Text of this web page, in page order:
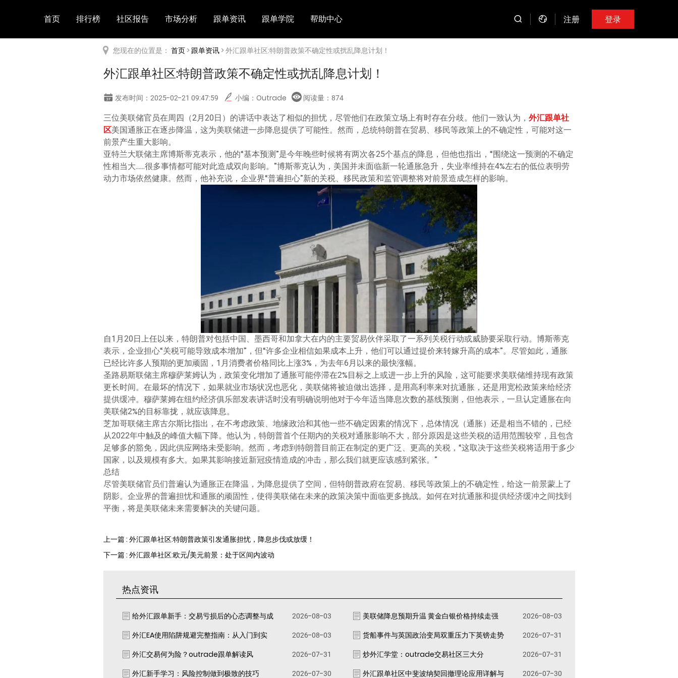
首页 排行榜 社区报告 市场分析 跟单资讯 跟单学院 帮助中心 注册 登录
您现在的位置是： 首页>跟单资讯> 外汇跟单社区:特朗普政策不确定性或扰乱降息计划！
外汇跟单社区:特朗普政策不确定性或扰乱降息计划！
发布时间：2025-02-21 09:47:59 小编：Outrade 阅读量： 874
三位美联储官员在周四（2月20日）的讲话中表达了相似的担忧，尽管他们在政策立场上有时存在分歧。他们一致认为， 外汇跟单社
区美国通胀正在逐步降温，这为美联储进一步降息提供了可能性。然而，总统特朗普在贸易、移民等政策上的不确定性，可能对这一
前景产生重大影响。
亚特兰大联储主席博斯蒂克表示，他的“基本预测”是今年晚些时候将有两次各25个基点的降息，但他也指出，“围绕这一预测的不确定
性相当大……很多事情都可能对此造成双向影响。”博斯蒂克认为，美国并未面临新一轮通胀急升，失业率维持在4%左右的低位表明劳
动力市场依然健康。然而，他补充说，企业界“普遍担心”新的关税、移民政策和监管调整将对前景造成怎样的影响。
自1月20日上任以来，特朗普对包括中国、墨西哥和加拿大在内的主要贸易伙伴采取了一系列关税行动或威胁要采取行动。博斯蒂克
表示，企业担心“关税可能导致成本增加”，但“许多企业相信如果成本上升，他们可以通过提价来转嫁升高的成本”。尽管如此，通胀
已经比许多人预期的更加顽固，1月消费者价格同比上涨3%，为去年6月以来的最快涨幅。
圣路易斯联储主席穆萨莱姆认为，政策变化增加了通胀可能停滞在2%目标之上或进一步上升的风险，这可能要求美联储维持现有政策
更长时间。在最坏的情况下，如果就业市场状况也恶化，美联储将被迫做出选择，是用高利率来对抗通胀，还是用宽松政策来给经济
提供缓冲。穆萨莱姆在纽约经济俱乐部发表讲话时没有明确说明他对于今年适当降息次数的基线预测，但他表示，一旦认定通胀在向
美联储2%的目标靠拢，就应该降息。
芝加哥联储主席古尔斯比指出，在不考虑政策、地缘政治和其他一些不确定因素的情况下，总体情况（通胀）还是相当不错的，已经
从2022年中触及的峰值大幅下降。他认为，特朗普首个任期内的关税对通胀影响不大，部分原因是这些关税的适用范围较窄，且包含
足够多的豁免，因此供应网络未受影响。然而，考虑到特朗普目前正在制定的更广泛、更高的关税，“这取决于这些关税将适用于多少
国家，以及规模有多大。如果其影响接近新冠疫情造成的冲击，那么我们就更应该感到紧张。”
总结
尽管美联储官员们普遍认为通胀正在降温，为降息提供了空间，但特朗普政府在贸易、移民等政策上的不确定性，给这一前景蒙上了
阴影。企业界的普遍担忧和通胀的顽固性，使得美联储在未来的政策决策中面临更多挑战。如何在对抗通胀和提供经济缓冲之间找到
平衡，将是美联储未来需要解决的关键问题。
上一篇 : 外汇跟单社区:特朗普政策引发通胀担忧，降息步伐或放缓！
下一篇 : 外汇跟单社区:欧元/美元前景：处于区间内波动
热点资讯
给外汇跟单新手：交易亏损后的心态调整与成 2026-08-03 美联储降息预期升温 黄金白银价格持续走强
2026-08-03
外汇EA使用陷阱规避完整指南：从入门到实
2026-08-03 货船事件与英国政治变局双重压力下英镑走势
2026-07-31
外汇交易何为险？outrade跟单解读风
2026-07-31 炒外汇学堂：outrade交易社区三大分
2026-07-31
外汇新手学习：风险控制做到极致的技巧
2026-07-30 外汇跟单社区中斐波纳契回撤理论应用详解与 2026-07-30